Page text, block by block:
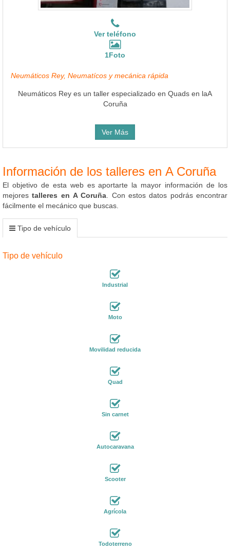
Ver teléfono
1Foto
Neumáticos Rey, Neumatícos y mecánica rápida
Neumáticos Rey es un taller especializado en Quads en laA
Coruña
Ver Más
Información de los talleres en A Coruña
El objetivo de esta web es aportarte la mayor información de los
mejorestalleres en A Coruña . Con estos datos podrás encontrar
fácilmente el mecánico que buscas.
Tipo de vehículo
Tipo de vehículo
Industrial
Moto
Movilidad reducida
Quad
Sin carnet
Autocaravana
Scooter
Agrícola
Todoterreno